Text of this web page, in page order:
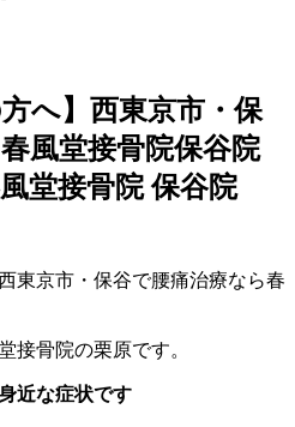
へ】西東京市・保
風堂接骨院保谷院
堂接骨院 保谷院
接骨院の栗原です。
近な症状です